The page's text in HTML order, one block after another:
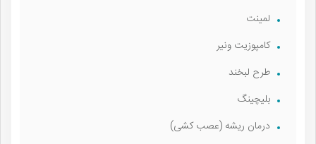
لمینت
كامپوزيت ونير
طرح لبخند
بليچينگ
درمان ريشه (عصب كشی)